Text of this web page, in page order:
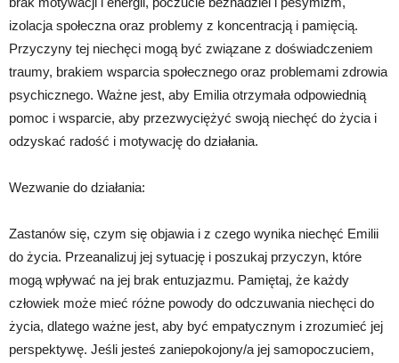
izolacja społeczna oraz problemy z koncentracją i pamięcią.
Przyczyny tej niechęci mogą być związane z doświadczeniem
traumy, brakiem wsparcia społecznego oraz problemami zdrowia
psychicznego. Ważne jest, aby Emilia otrzymała odpowiednią
pomoc i wsparcie, aby przezwyciężyć swoją niechęć do życia i
odzyskać radość i motywację do działania.
Wezwanie do działania:
Zastanów się, czym się objawia i z czego wynika niechęć Emilii
do życia. Przeanalizuj jej sytuację i poszukaj przyczyn, które
mogą wpływać na jej brak entuzjazmu. Pamiętaj, że każdy
człowiek może mieć różne powody do odczuwania niechęci do
życia, dlatego ważne jest, aby być empatycznym i zrozumieć jej
perspektywę. Jeśli jesteś zaniepokojony/a jej samopoczuciem,